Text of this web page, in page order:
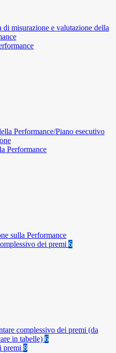
di misurazione e valutazione della
Performance/Piano esecutivo
Performance
sulla Performance
dei premi 6
complessivo dei premi (da
in tabelle) 6
premi 8